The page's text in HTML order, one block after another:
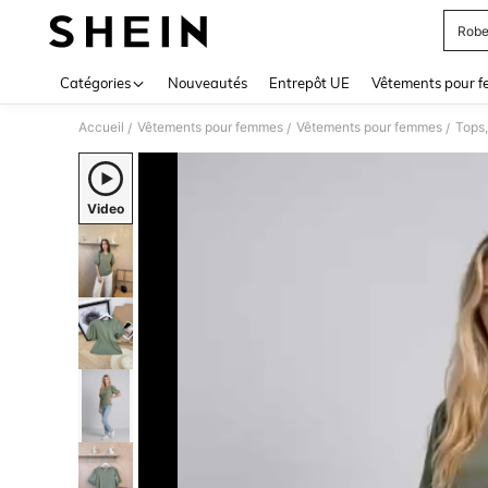
Catégories Nouveautés Entrepôt UE Vêtements pour
Accueil / Vêtements pour femmes / Vêtements pour femmes /
Video